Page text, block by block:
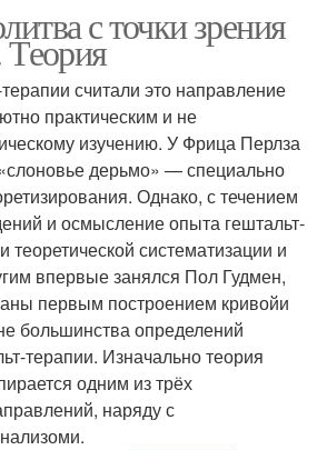
с точки зрения
Теория
считали это направление
практическим и не
изучению. У Фрица Перлза
дерьмо» — специально
Однако, с течением
и осмысление опыта гештальт-
теоретической систематизации и
впервые занялся Пол Гудмен,
первым построением кривойи
большинства определений
терапии. Изначально теория
одним из трёх
наряду с